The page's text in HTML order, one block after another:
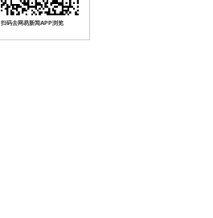
扫码去网易新闻APP浏览